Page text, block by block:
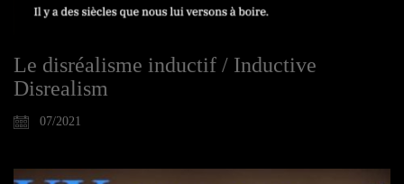
Le disréalisme inductif / Inductive
Disrealism
07/2021